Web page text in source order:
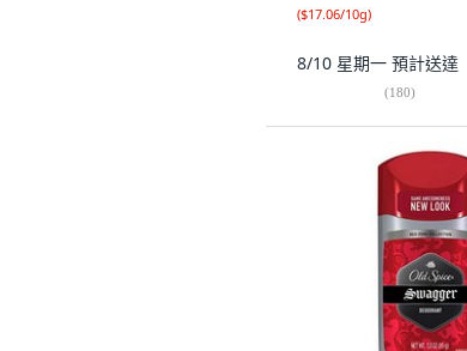
($17.06/10g)
8/10 星期一 預計送達
(180)